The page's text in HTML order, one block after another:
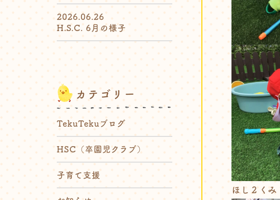
ほし２くみ
2026.06.26
H.S.C. 6月の様子
カテゴリー
TekuTekuブログ
HSC（卒園児クラブ）
子育て支援